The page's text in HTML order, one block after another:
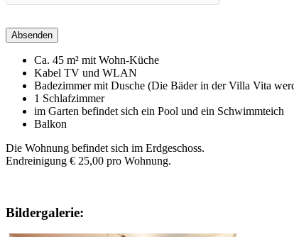
Ca. 45 m² mit Wohn-Küche
Kabel TV und WLAN
Badezimmer mit Dusche (Die Bäder in der Villa Vita
1 Schlafzimmer
im Garten befindet sich ein Pool und ein Schwimmteich
Balkon
Die Wohnung befindet sich im Erdgeschoss.
Endreinigung € 25,00 pro Wohnung.
Bildergalerie: